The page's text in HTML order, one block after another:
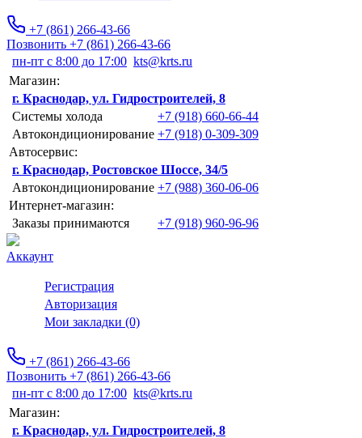
+7 (861) 266-43-66
Позвонить +7 (861) 266-43-66
пн-пт с 8:00 до 17:00 kts@krts.ru
Магазин:
г. Краснодар, ул. Гидростроителей, 8
Системы холода
+7 (918) 660-66-44
Автокондиционирование +7 (918) 0-309-309
Автосервис:
г. Краснодар, Ростовское Шоссе, 34/5
Автокондиционирование +7 (988) 360-06-06
Интернет-магазин:
Заказы принимаются
+7 (918) 960-96-96
Аккаунт
Регистрация
Авторизация
Мои закладки (0)
+7 (861) 266-43-66
Позвонить +7 (861) 266-43-66
пн-пт с 8:00 до 17:00 kts@krts.ru
Магазин:
г. Краснодар, ул. Гидростроителей, 8